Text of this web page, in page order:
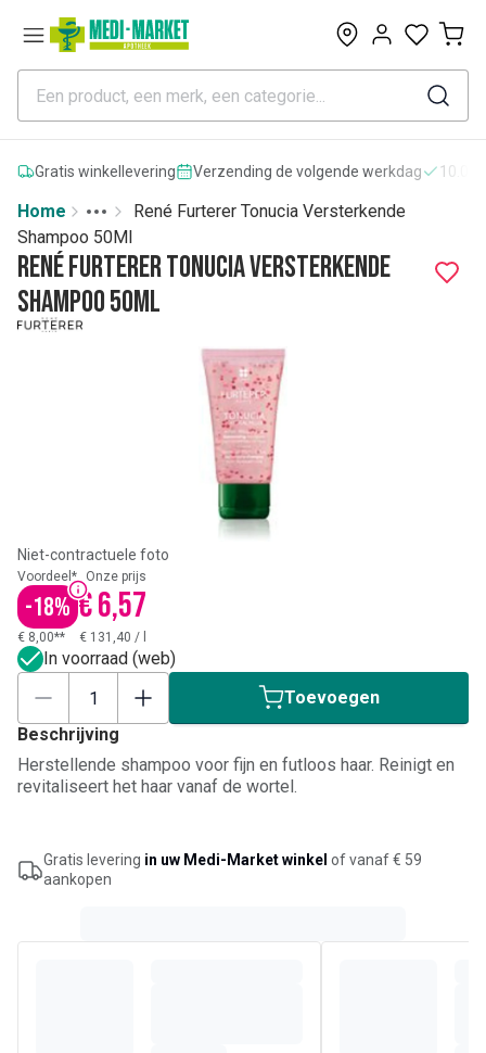
0
Gratis winkellevering Verzending de volgende werkdag
Home
More
Toggle menu
René Furterer Tonucia Versterkende
Shampoo 50Ml
René Furterer Tonucia Versterkende
Shampoo 50Ml
Niet-contractuele foto
Voordeel*
-18%
Onze prijs
€ 6,57
€ 8,00** € 131,40 /
In voorraad (web)
Toevoegen
Beschrijving
Herstellende shampoo voor fijn en futloos haar. Reinigt en
revitaliseert het haar vanaf de wortel.
Gratis levering in uw Medi-Market winkel of vanaf € 59
aankopen